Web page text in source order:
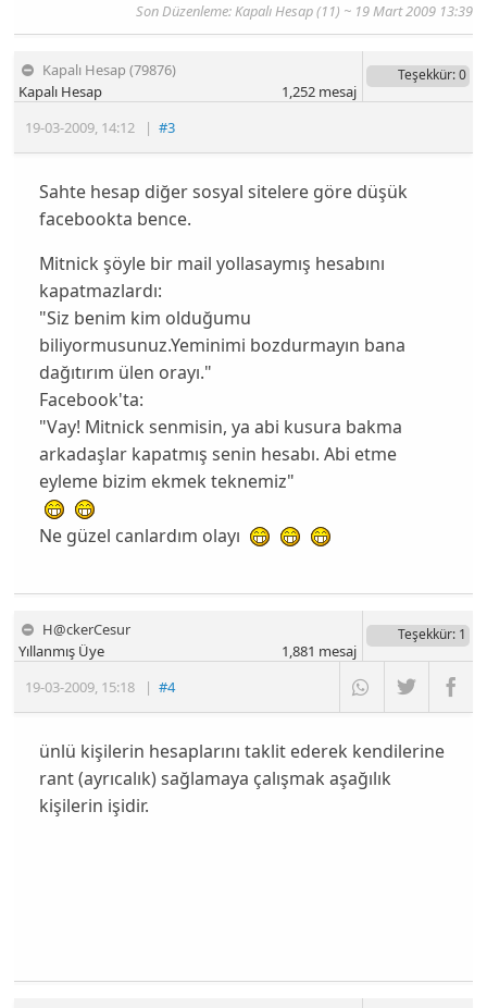
Son Düzenleme: Kapalı Hesap (11) ~ 19 Mart 2009 13:39
Kapalı Hesap (79876)
19-03-2009, 14:12 |#3
Kapalı Hesap
Teşekkür: 0
1,252mesaj
Sahte hesap diğer sosyal sitelere göre düşük
facebookta bence.
Mitnick şöyle bir mail yollasaymış hesabını
kapatmazlardı:
"Siz benim kim olduğumu
biliyormusunuz.Yeminimi bozdurmayın bana
dağıtırım ülen orayı."
Facebook'ta:
"Vay! Mitnick senmisin, ya abi kusura bakma
arkadaşlar kapatmış senin hesabı. Abi etme
eyleme bizim ekmek teknemiz"
Ne güzel canlardım olayı
H@ckerCesur
19-03-2009, 15:18 |#4
Yıllanmış Üye
Teşekkür: 1
1,881 mesaj
ünlü kişilerin hesaplarını taklit ederek kendilerine
rant (ayrıcalık) sağlamaya çalışmak aşağılık
kişilerin işidir.